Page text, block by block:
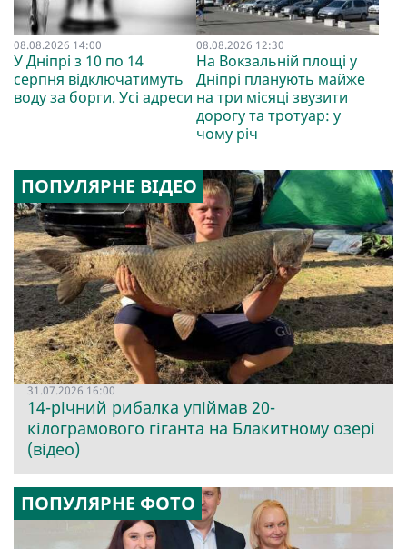
08.08.2026 14:00
У Дніпрі з 10 по 14
серпня відключатимуть
воду за борги. Усі адреси
08.08.2026 12:30
На Вокзальній площі у
Дніпрі планують майже
на три місяці звузити
дорогу та тротуар: у
чому річ
ПОПУЛЯРНЕ ВІДЕО
31.07.2026 16:00
14-річний рибалка упіймав 20-
кілограмового гіганта на Блакитному озері
(відео)
ПОПУЛЯРНЕ ФОТО